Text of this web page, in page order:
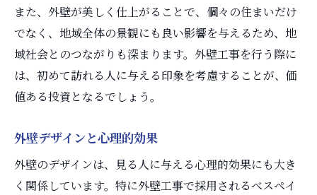
また、外壁が美しく仕上がることで、個々の住まいだけ
でなく、地域全体の景観にも良い影響を与えるため、地
域社会とのつながりも深まります。外壁工事を行う際に
は、初めて訪れる人に与える印象を考慮することが、価
値ある投資となるでしょう。
外壁デザインと心理的効果
外壁のデザインは、見る人に与える心理的効果にも大き
く関係しています。特に外壁工事で採用されるべスペイ